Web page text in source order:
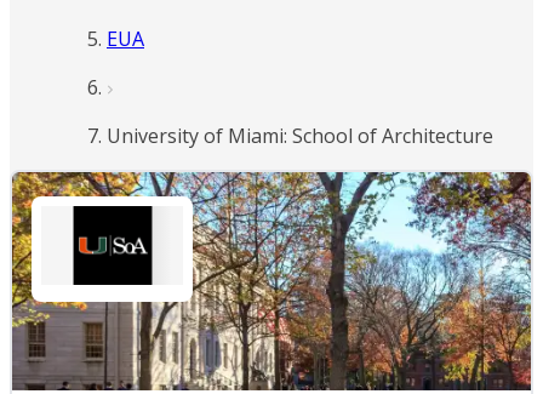
EUA
University of Miami: School of Architecture